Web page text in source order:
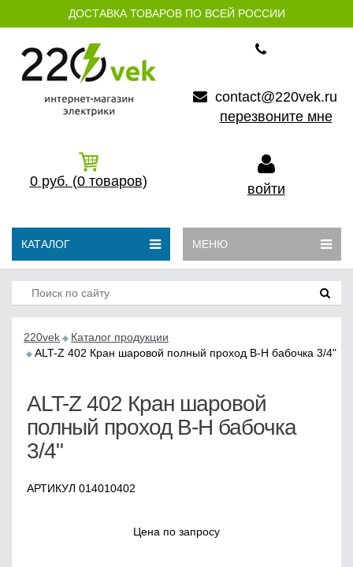
ДОСТАВКА ТОВАРОВ ПО ВСЕЙ РОССИИ
contact@220vek.ru
перезвоните мне
0 руб. (0 товаров) войти
КАТАЛОГ МЕНЮ
220vek
Каталог продукции
ALT-Z 402 Кран шаровой полный проход В-Н бабочка 3/4"
ALT-Z 402 Кран шаровой
полный проход В-Н бабочка
3/4"
АРТИКУЛ 014010402
Цена по запросу